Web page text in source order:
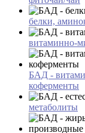
белки,
витаминно-
БАД -
коферменты
метаболиты